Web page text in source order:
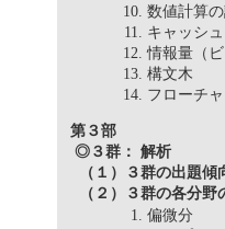
数値計算
キャッシ
情報量（
構文木
フローチャ
第３部
◎３群： 解析
（１）３群の出題傾
（２）３群の各分野
偏微分